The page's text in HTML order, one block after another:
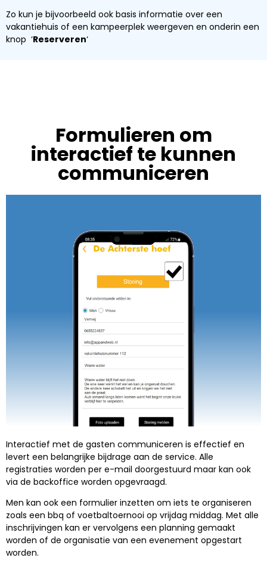
Zo kun je bijvoorbeeld ook basis informatie over een
vakantiehuis of een kampeerplek weergeven en onderin een
knop ‘Reserveren‘
Formulieren om
interactief te kunnen
communiceren
Interactief met de gasten communiceren is effectief en
levert een belangrijke bijdrage aan de service. Alle
registraties worden per e-mail doorgestuurd maar kan ook
via de backoffice worden opgevraagd.
Men kan ook een formulier inzetten om iets te organiseren
zoals een bbq of voetbaltoernooi op vrijdag middag. Met alle
inschrijvingen kan er vervolgens een planning gemaakt
worden of de organisatie van een evenement opgestart
worden.